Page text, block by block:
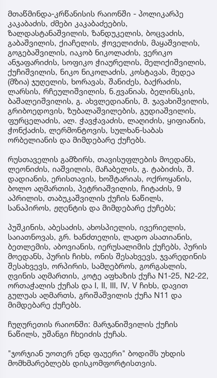
მთაწმინდა-კრწანისის რაიონში - პოლიკარპე
კაკაბაძის, ძმები კაკაბაძეების,
ზალდასტანაშვილის, ზანდუკელის, ბოცვაძის,
გაბაშვილის, ქიაჩელის, ჭოველიძის, მაყაშვილის,
გოგებაშვილის, იაკობ ნიკოლაძის, ვერიკო
ანჯაფარიძის, სოფიკო ჭიაურელის, მელიქიშვილის,
ქუჩიშვილის, ნიკო ნიკოლაძის, კოსტავას, მედეა
(მზია) ჯუღელის, ხორავას, შანიძეს, ბაქრაძის,
ლარსის, რჩეულიშვილის, ნ.ჟვანიას, ბელინსკის,
ბაშალეიშვილის, გ. ახვლედიანის, მ. ჯავახიშვილის,
გრიბოედოვის, ზუბალაშვილების, გუდიაშვილის,
ფურცელაძის, ალ. ჭავჭავაძის, ლაღიძის, ყიფიანის,
ჭონქაძის, ლერმონტოვის, სულხან-საბას
ორბელიანის და მიმდებარე ქუჩებს.
რუსთაველის გამზირს, თავისუფლების მოედანს,
ლეონიძის, იაშვილის, მაჩაბელის, გ. ტაბიძის, შ.
დადიანის, ერისთავის, ხოშტარიას, ოქროყანის,
ბოლო აღმართის, პეტრიაშვილის, ჩიტაძის, 9
აპრილის, თაბუკაშვილის ქუჩის ნაწილს,
სანაპიროს, ჟღენტის და მიმდებარე ქუჩებს;
პუშკინის, აბესაძის, ახოსპიელის, ივერიელის,
საიათნოვას, გრ. ხანძთელის, ლადო ასათიანის,
ბეთლემის, აბოვიანის, იერუსალიმის ქუჩებს, პურის
მოედანს, პურის ჩიხს, ონის შესახვევს, ჯვარედინის
შესახვევს, ორპირის, სამღებროს, გორგასლის,
ღვინის აღმართის, კოტე აფხაზის ქუჩა N1-25, N2-22,
ორთაჭალის ქუჩას და I, II, III, IV, V ჩიხს, დავით
გულუას აღმართს, გრიშაშვილის ქუჩა N11 და
მიმდებარე ქუჩებს.
ჩუღურეთის რაიონში: მარჯანიშვილის ქუჩის
ნაწილს, უშანგი ჩხეიძის ქუჩას.
"ჯორჯიან უოთერ ენდ ფაუერი" ბოდიშს უხდის
მომხმარებლებს დისკომფორტისთვის.